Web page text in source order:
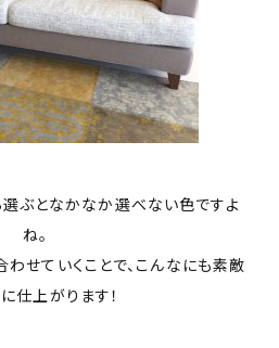
ぶとなかなか選べない色ですよ
ね。
せていくことで、こんなにも素敵
仕上がります！